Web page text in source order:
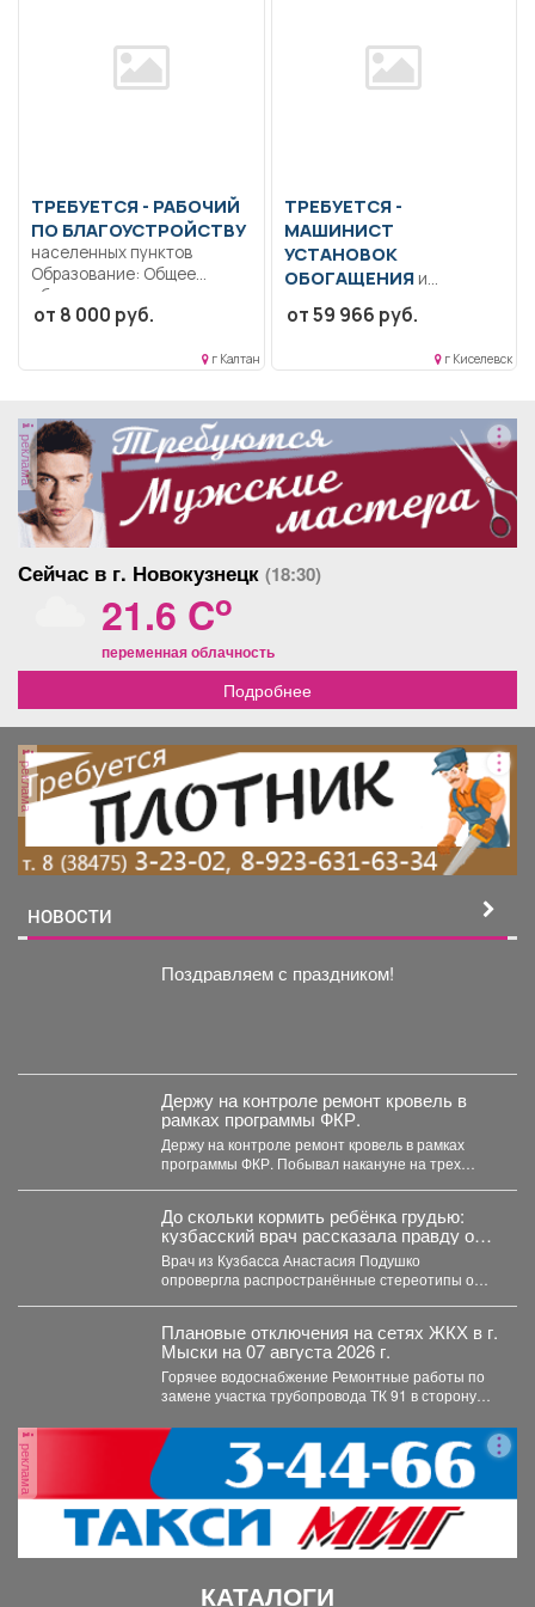
обязанностей согласно
должностной...
ТРЕБУЕТСЯ - РАБОЧИЙ
ПО БЛАГОУСТРОЙСТВУ
населенных пунктов
Образование: Общее
образование..
Благоустройство и
от 8 000 руб.
г Калтан
ТРЕБУЕТСЯ -
МАШИНИСТ
УСТАНОВОК
ОБОГАЩЕНИЯи
Образование: Общее
конвейерами
от 59 966 руб.
г Киселевск
реклама
Сейчас в г. Новокузнецк (18:30)
21.6 Co
переменная облачность
Подробнее
реклама
НОВОСТИ
Поздравляем с праздником!
Держу на контроле ремонт кровель в
рамках программы ФКР.
Держу на контроле ремонт кровель в рамках
программы ФКР. Побывал накануне на трех
До скольки кормить ребёнка грудью:
кузбасский врач рассказала правду о
лактации
Врач из Кузбасса Анастасия Подушко
опровергла распространённые стереотипы о
Плановые отключения на сетях ЖКХ в г.
Мыски на 07 августа 2026 г.
Горячее водоснабжение Ремонтные работы по
замене участка трубопровода ТК 91 в сторону
реклама
КАТАЛОГИ